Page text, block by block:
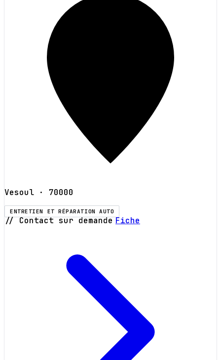
Vesoul · 70000
ENTRETIEN ET RÉPARATION AUTO
// Contact sur demande Fiche